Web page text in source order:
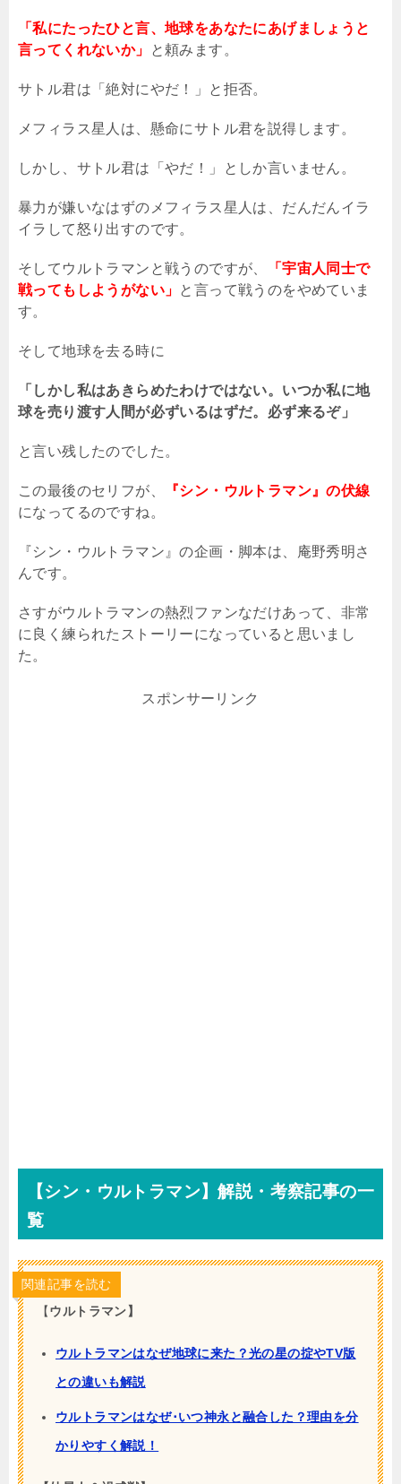
「私にたったひと言、地球をあなたにあげましょうと
言ってくれないか」
と頼みます。
サトル君は「絶対にやだ！」と拒否。
メフィラス星人は、懸命にサトル君を説得します。
しかし、サトル君は「やだ！」としか言いません。
暴力が嫌いなはずのメフィラス星人は、だんだんイラ
イラして怒り出すのです。
そしてウルトラマンと戦うのですが、
「宇宙人同士で
戦ってもしようがない」 と言って戦うのをやめていま
す。
そして地球を去る時に
「しかし私はあきらめたわけではない。いつか私に地
球を売り渡す人間が必ずいるはずだ。必ず来るぞ」
と言い残したのでした。
この最後のセリフが、
『シン・ウルトラマン』の伏線
になってるのですね。
『シン・ウルトラマン』の企画・脚本は、庵野秀明さ
んです。
さすがウルトラマンの熱烈ファンなだけあって、非常
に良く練られたストーリーになっていると思いまし
た。
スポンサーリンク
【シン・ウルトラマン】解説・考察記事の一
覧
関連記事を読む
【ウルトラマン】
ウルトラマンはなぜ地球に来た？光の星の掟やTV版
との違いも解説
ウルトラマンはなぜ･いつ神永と融合した？理由を分
かりやすく解説！